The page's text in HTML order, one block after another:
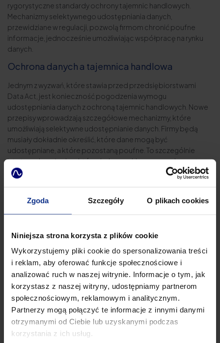
Zgoda Szczegóły O plikach cookies
Niniejsza strona korzysta z plików cookie
Wykorzystujemy pliki cookie do spersonalizowania treści
i reklam, aby oferować funkcje społecznościowe i
analizować ruch w naszej witrynie. Informacje o tym, jak
korzystasz z naszej witryny, udostępniamy partnerom
społecznościowym, reklamowym i analitycznym.
Partnerzy mogą połączyć te informacje z innymi danymi
otrzymanymi od Ciebie lub uzyskanymi podczas
korzystania z ich usług.
rygorystyczne standardy ochrony tajemnic handlowych.
Mechanizmy selektywnego udostępniania danych,
przewidziane w regulacji, pozwolą firmom chronić poufne
informacje, jednocześnie umożliwiając współpracę na rynku
danych.
Ochrona danych a tajemnica handlowa
Jednym z wyzwań, które stawia przed przedsiębiorstwami
Data Act, jest konieczność pogodzenia wymogu
udostępniania danych z ochroną tajemnic handlowych. Nowe
przepisy wprowadzają szczegółowe mechanizmy, które
umożliwiają selektywne udostępnianie danych. Firmy będą
musiały dokładnie określić, które dane mogą być
udostępniane, a które pozostaną poufne. To szczególnie
istotne w branżach, w których dane są kluczowym elementem
przewagi konkurencyjnej, takich jak technologie oparte na
sztucznej inteligencji czy analiza big data. Wprowadzenie tych
zachowaniu bezpieczeństwa informacji.
Regulacje przewidują również mechanizmy udostępniania
danych na potrzeby sektora publicznego w sytuacjach
kryzysowych. Władze publiczne będą mogły uzyskiwać
dostęp do danych w czasie rzeczywistym w sytuacjach takich
jak klęski żywiołowe, epidemie czy zarządzanie ewakuacjami.
Na przykład dane o ruchu drogowym mogą pomóc w
organizacji efektywnej ewakuacji, a informacje o
rozprzestrzenianiu się chorób – w podejmowaniu
skuteczniejszych działań zapobiegawczych. Taki dostęp
pozwoli na bardziej efektywne zarządzanie kryzysowe i